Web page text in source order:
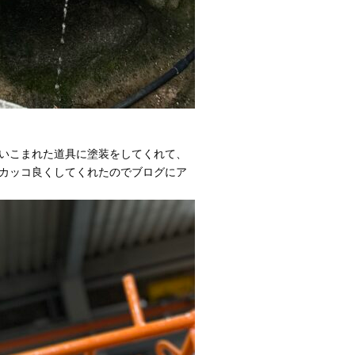
まれた道具に塗装をしてくれて、
ッコ良くしてくれたのでブログにア